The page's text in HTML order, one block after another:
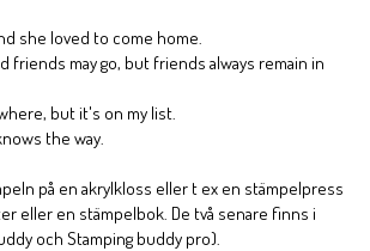
she loved to come home.
friends may go, but friends always remain in
but it's on my list.
the way.
på en akrylkloss eller t ex en stämpelpress
eller en stämpelbok. De två senare finns i
och Stamping buddy pro).